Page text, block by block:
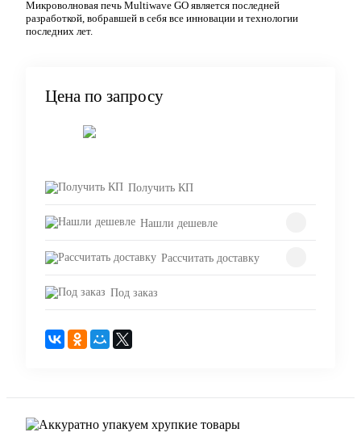
Микроволновая печь Multiwave GO является последней
разработкой, вобравшей в себя все инновации и технологии
последних лет.
Цена по запросу
Получить КП
Нашли дешевле
Рассчитать доставку
Под заказ